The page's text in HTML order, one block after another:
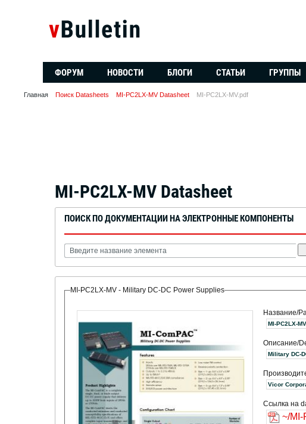
ФОРУМ НОВОСТИ БЛОГИ СТАТЬИ ГРУППЫ
Главная Поиск Datasheets MI-PC2LX-MV Datasheet MI-PC2LX-MV.pdf
MI-PC2LX-MV Datasheet
ПОИСК ПО ДОКУМЕНТАЦИИ НА ЭЛЕКТРОННЫЕ КОМПОНЕНТЫ
MI-PC2LX-MV - Military DC-DC Power Supplies
Название/
MI-PC2LX-MV
Описание/
Military DC-
Ссылка на
~/MI-